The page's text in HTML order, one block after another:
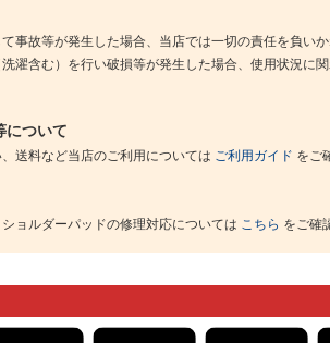
事故等が発生した場合、当店では一切の責任を負い
濯含む）を行い破損等が発生した場合、使用状況に
について
送料など当店のご利用については ご利用ガイド をご
ョルダーパッドの修理対応については こちら をご確